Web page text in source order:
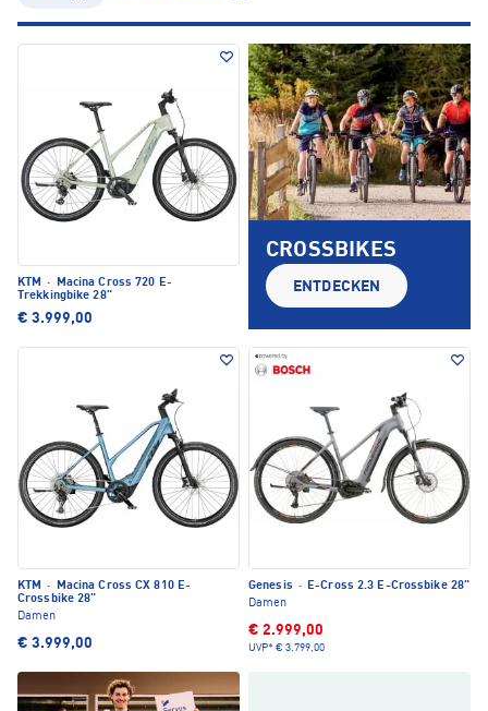
KTM ·
Macina Cross 720 E-
Trekkingbike 28"
€ 3.999,00
KTM ·
Macina Cross CX 810 E-
Crossbike 28"
Damen
€ 3.999,00
Genesis ·
E-Cross 2.3 E-Crossbike 28"
Damen
€ 2.999,00
UVP* € 3.799,00
CROSSBIKES
ENTDECKEN